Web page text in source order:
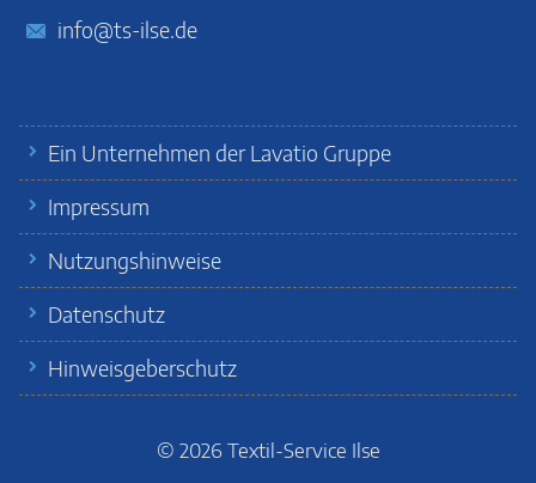
info@ts-ilse.de
Ein Unternehmen der Lavatio Gruppe
Impressum
Nutzungshinweise
Datenschutz
Hinweisgeberschutz
© 2026 Textil-Service Ilse